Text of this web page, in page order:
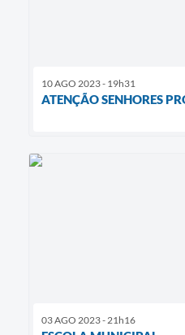
10 AGO 2023 - 19h31
ATENÇÃO SENHORES
03 AGO 2023 - 21h16